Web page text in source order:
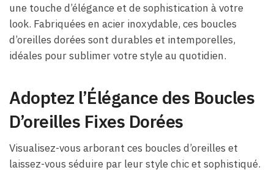
une touche d’élégance et de sophistication à votre
look. Fabriquées en acier inoxydable, ces boucles
d’oreilles dorées sont durables et intemporelles,
idéales pour sublimer votre style au quotidien.
Adoptez l’Élégance des Boucles
D’oreilles Fixes Dorées
Visualisez-vous arborant ces boucles d’oreilles et
laissez-vous séduire par leur style chic et sophistiqué.